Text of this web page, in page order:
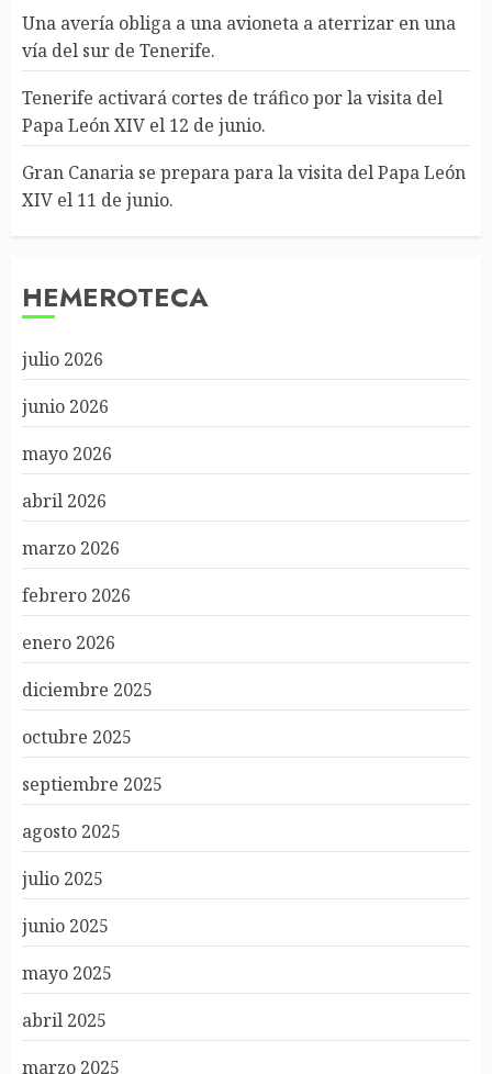
Una avería obliga a una avioneta a aterrizar en una
vía del sur de Tenerife.
Tenerife activará cortes de tráfico por la visita del
Papa León XIV el 12 de junio.
Gran Canaria se prepara para la visita del Papa León
XIV el 11 de junio.
HEMEROTECA
julio 2026
junio 2026
mayo 2026
abril 2026
marzo 2026
febrero 2026
enero 2026
diciembre 2025
octubre 2025
septiembre 2025
agosto 2025
julio 2025
junio 2025
mayo 2025
abril 2025
marzo 2025